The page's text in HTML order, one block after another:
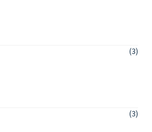
(3)
(3)